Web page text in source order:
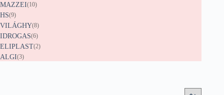
MAZZEI(10)
HS(9)
VILÁGHY(8)
IDROGAS(6)
ELIPLAST(2)
ALGI(3)